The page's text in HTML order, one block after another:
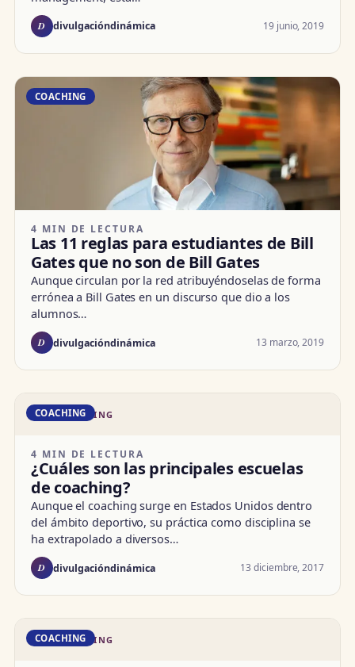
D divulgacióndinámica 19 junio, 2019
COACHING
4 MIN DE LECTURA
Las 11 reglas para estudiantes de Bill
Gates que no son de Bill Gates
Aunque circulan por la red atribuyéndoselas de forma
errónea a Bill Gates en un discurso que dio a los
alumnos…
D divulgacióndinámica 13 marzo, 2019
DD · COACHING
COACHING
4 MIN DE LECTURA
¿Cuáles son las principales escuelas
de coaching?
Aunque el coaching surge en Estados Unidos dentro
del ámbito deportivo, su práctica como disciplina se
ha extrapolado a diversos…
D divulgacióndinámica 13 diciembre, 2017
DD · COACHING
COACHING